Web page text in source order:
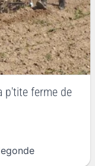
p'tite ferme de